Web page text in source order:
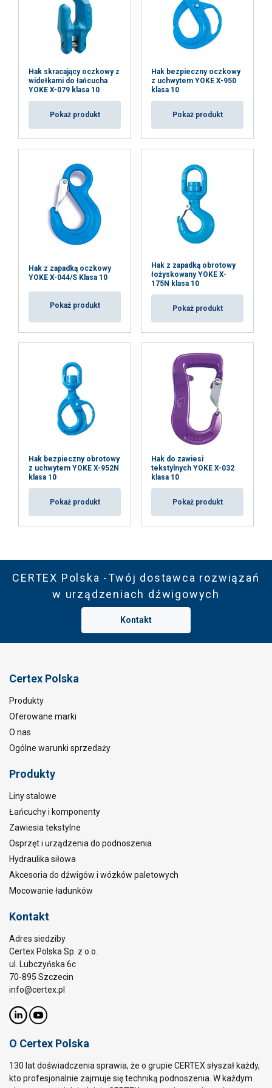
Hak skracający oczkowy z
widełkami do łańcucha
YOKE X-079 klasa 10
Pokaż produkt
Hak bezpieczny oczkowy
z uchwytem YOKE X-950
klasa 10
Pokaż produkt
Hak z zapadką oczkowy
YOKE X-044/S Klasa 10
Pokaż produkt
Hak z zapadką obrotowy
łożyskowany YOKE X-
175N klasa 10
Pokaż produkt
Hak bezpieczny obrotowy
z uchwytem YOKE X-952N
klasa 10
Pokaż produkt
Hak do zawiesi
tekstylnych YOKE X-032
klasa 10
Pokaż produkt
CERTEX Polska -Twój dostawca rozwiązań
w urządzeniach dźwigowych
Kontakt
Certex Polska
Produkty
Oferowane marki
O nas
Ogólne warunki sprzedaży
Produkty
Liny stalowe
Łańcuchy i komponenty
Zawiesia tekstylne
Osprzęt i urządzenia do podnoszenia
Hydraulika siłowa
Akcesoria do dźwigów i wózków paletowych
Mocowanie ładunków
Kontakt
Adres siedziby
Certex Polska Sp. z o.o.
ul. Lubczyńska 6c
70-895 Szczecin
info@certex.pl
O Certex Polska
130 lat doświadczenia sprawia, że o grupie CERTEX słyszał każdy,
kto profesjonalnie zajmuje się techniką podnoszenia. W każdym
AKCEPTUJ WSZYSTKIE
POKAŻ SZCZEGÓŁY